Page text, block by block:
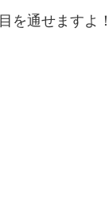
を通せますよ！